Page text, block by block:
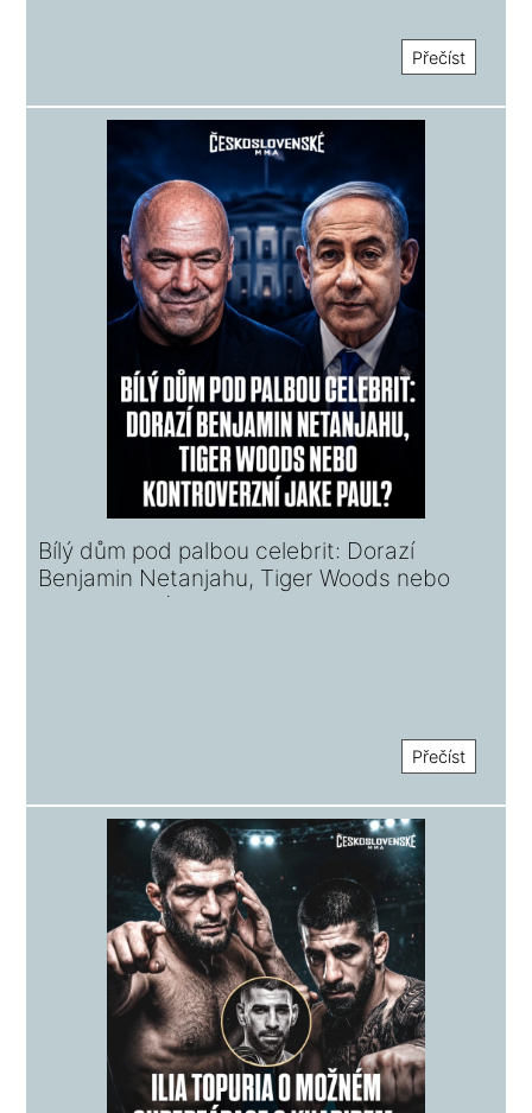
Přečíst
Bílý dům pod palbou celebrit: Dorazí
Benjamin Netanjahu, Tiger Woods nebo
kontroverzní Jake Paul?
Přečíst